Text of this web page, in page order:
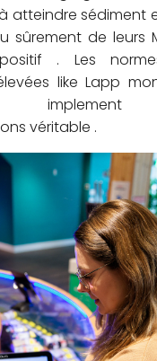
atteindre sédiment
sûrement de leurs
. Les
like Lapp
implement
véritable .